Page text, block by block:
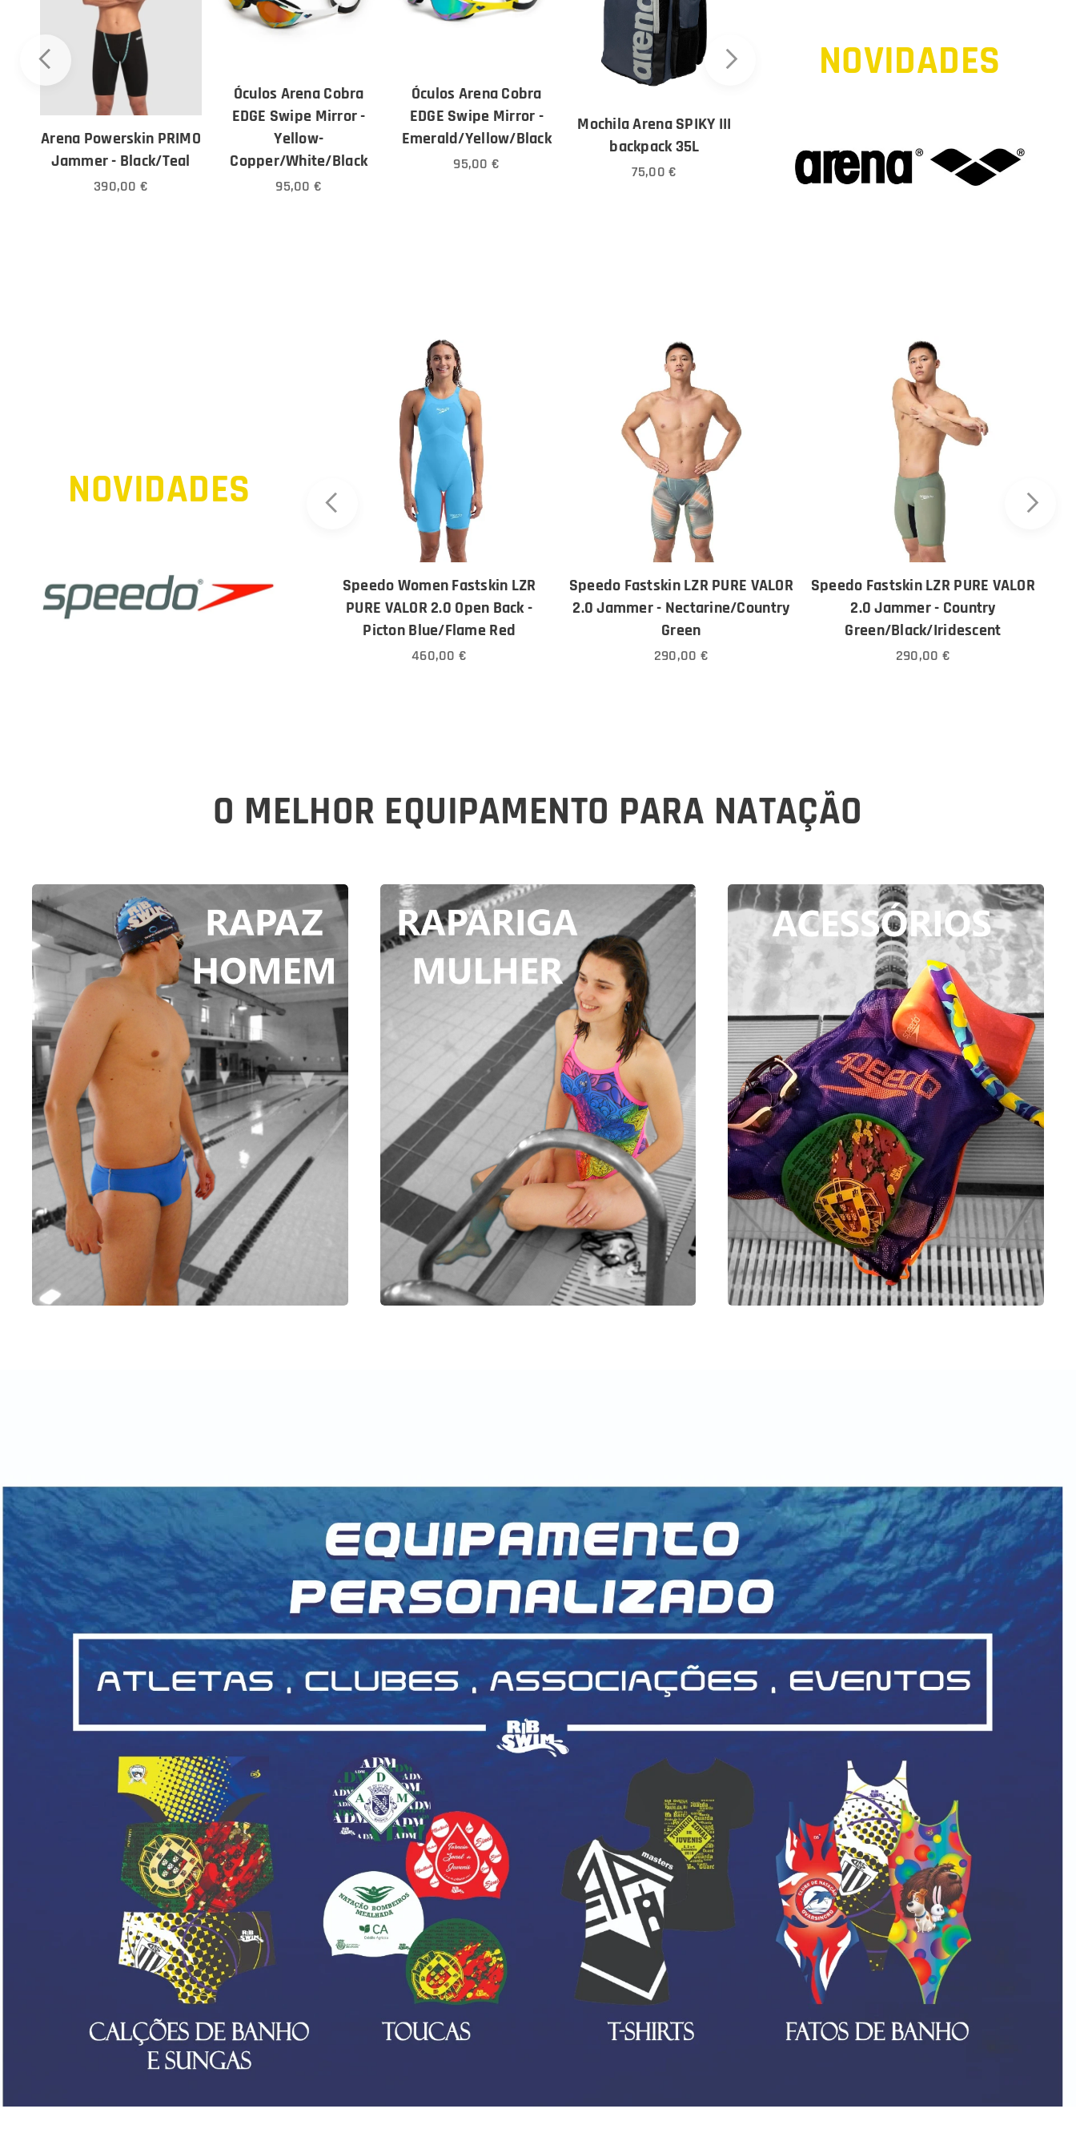
Arena Powerskin PRIMO
Jammer - Black/Teal
390,00 €
Óculos Arena Cobra
EDGE Swipe Mirror -
Yellow-
Copper/White/Black
95,00 €
Óculos Arena Cobra
EDGE Swipe Mirror -
Emerald/Yellow/Black
95,00 €
Mochila Arena SPIKY III
backpack 35L
75,00 €
Powerskin PRIMO
Back - Black/Teal
NOVIDADES
NOVIDADES
Speedo Women Fastskin LZR
PURE VALOR 2.0 Open Back -
Speedo Women Fastskin LZR
PURE VALOR 2.0 Open Back -
Picton Blue/Flame Red
460,00 €
Speedo Fastskin LZR PURE VALOR
2.0 Jammer - Nectarine/Country
Green
290,00 €
Speedo Fastskin LZR PURE VALOR
2.0 Jammer - Country
Green/Black/Iridescent
290,00 €
O MELHOR EQUIPAMENTO PARA NATAÇÃO